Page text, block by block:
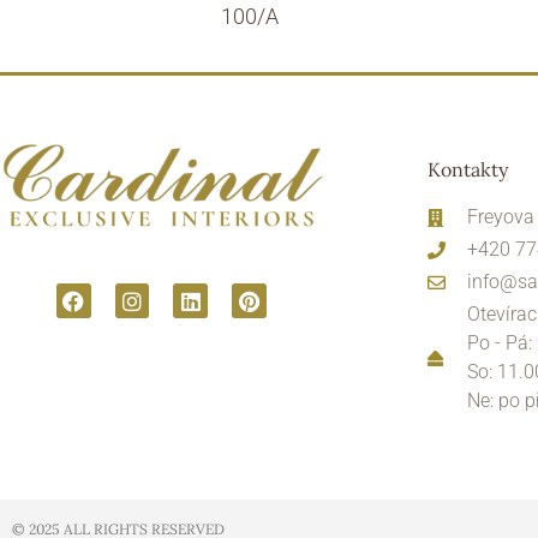
100/A
Kontakty
+420
Po -
So:
Ne: po
© 2025 ALL RIGHTS RESERVED​